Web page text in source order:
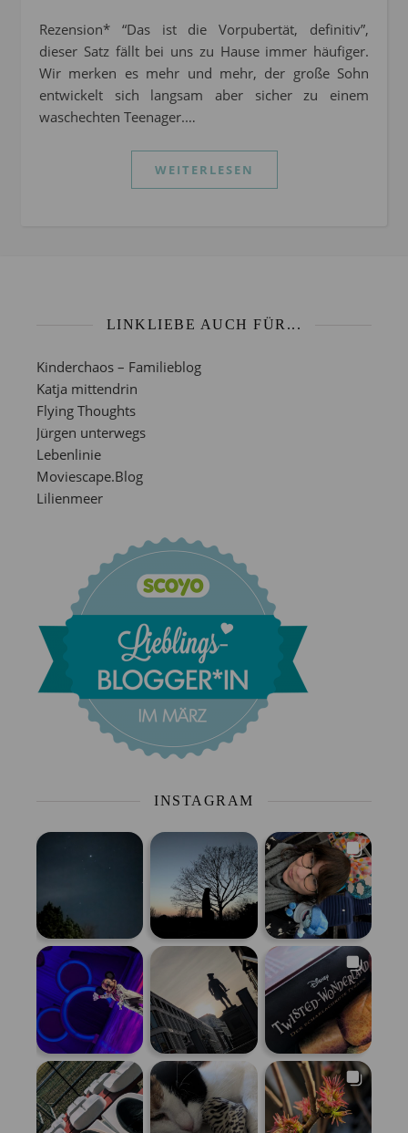
Rezension* “Das ist die Vorpubertät, definitiv”,
dieser Satz fällt bei uns zu Hause immer häufiger.
Wir merken es mehr und mehr, der große Sohn
entwickelt sich langsam aber sicher zu einem
waschechten Teenager.…
WEITERLESEN
LINKLIEBE AUCH FÜR...
Kinderchaos – Familieblog
Katja mittendrin
Flying Thoughts
Jürgen unterwegs
Lebenlinie
Moviescape.Blog
Lilienmeer
INSTAGRAM